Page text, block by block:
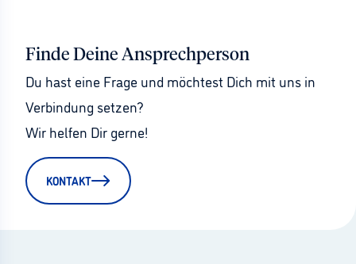
Finde Deine Ansprechperson
Du hast eine Frage und möchtest Dich mit uns in
Verbindung setzen?
Wir helfen Dir gerne!
KONTAKT